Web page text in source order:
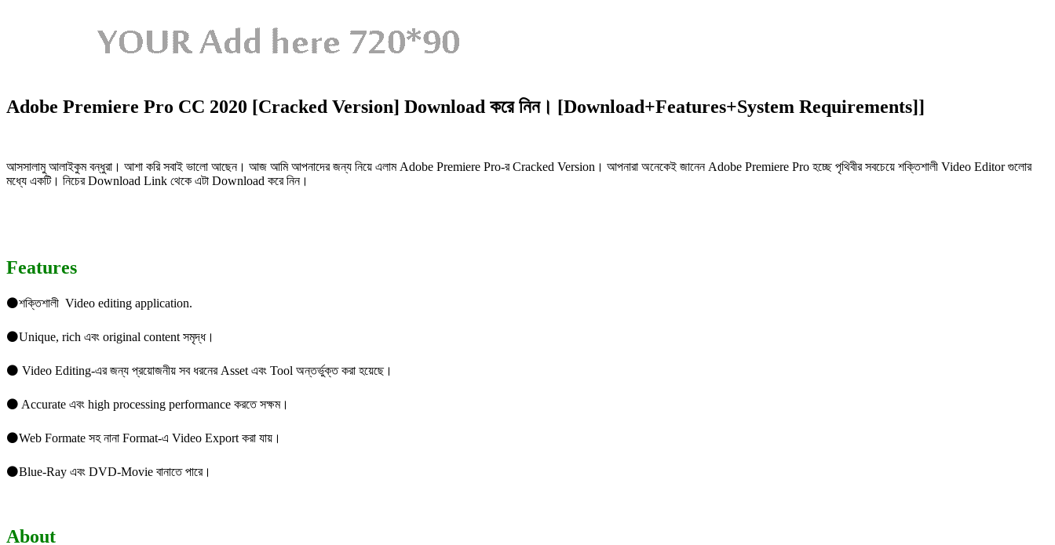
Adobe Premiere Pro CC 2020 [Cracked Version] Download করে নিন। [Download+Features+System Requirements]]
আসসালামু আলাইকুম বন্ধুরা। আশা করি সবাই ভালো আছেন। আজ আমি আপনাদের জন্য নিয়ে এলাম Adobe Premiere Pro-র Cracked Version। আপনারা অনেকেই জানেন Adobe Premiere Pro হচ্ছে পৃথিবীর সবচেয়ে শক্তিশালী Video Editor গুলোর
মধ্যে একটি। নিচের Download Link থেকে এটা Download করে নিন।
Features
⚫শক্তিশালী Video editing application.
⚫Unique, rich এবং original content সমৃদ্ধ।
⚫ Video Editing-এর জন্য প্রয়োজনীয় সব ধরনের Asset এবং Tool অন্তর্ভুক্ত করা হয়েছে।
⚫ Accurate এবং high processing performance করতে সক্ষম।
⚫Web Formate সহ নানা Format-এ Video Export করা যায়।
⚫Blue-Ray এবং DVD-Movie বানাতে পারে।
About